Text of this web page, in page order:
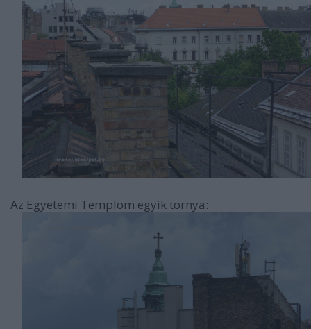
Az Egyetemi Templom egyik tornya: